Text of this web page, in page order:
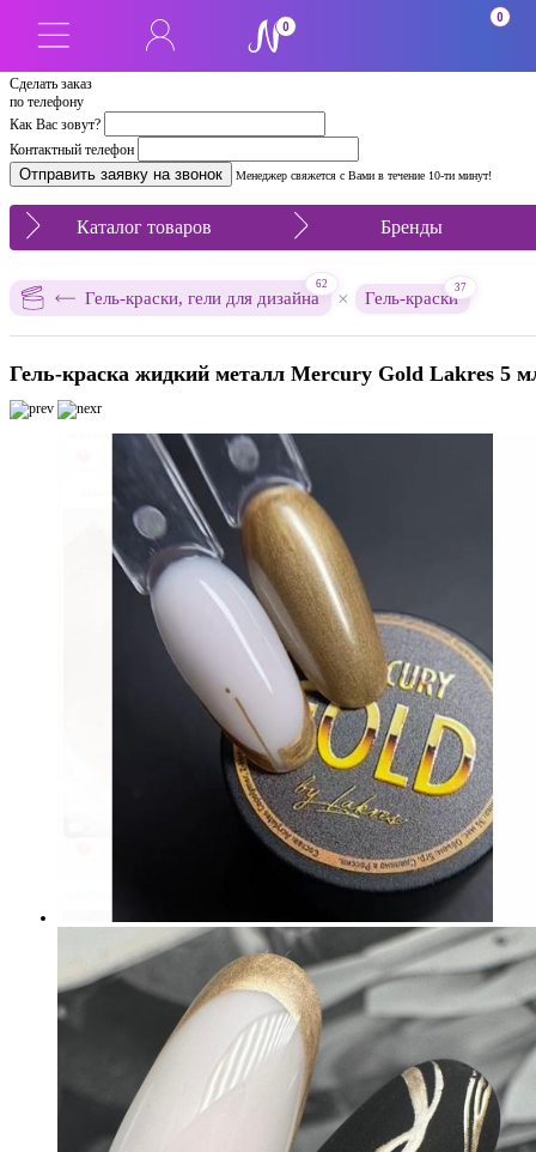
Сделать заказ
по телефону
Как Вас зовут?
Контактный телефон
Менеджер свяжется с Вами в течение 10-ти минут!
0
0
Каталог товаров Бренды
Гель-краски, гели для дизайна
62
× Гель-краски
37
Гель-краска жидкий металл Mercury Gold Lakres 5